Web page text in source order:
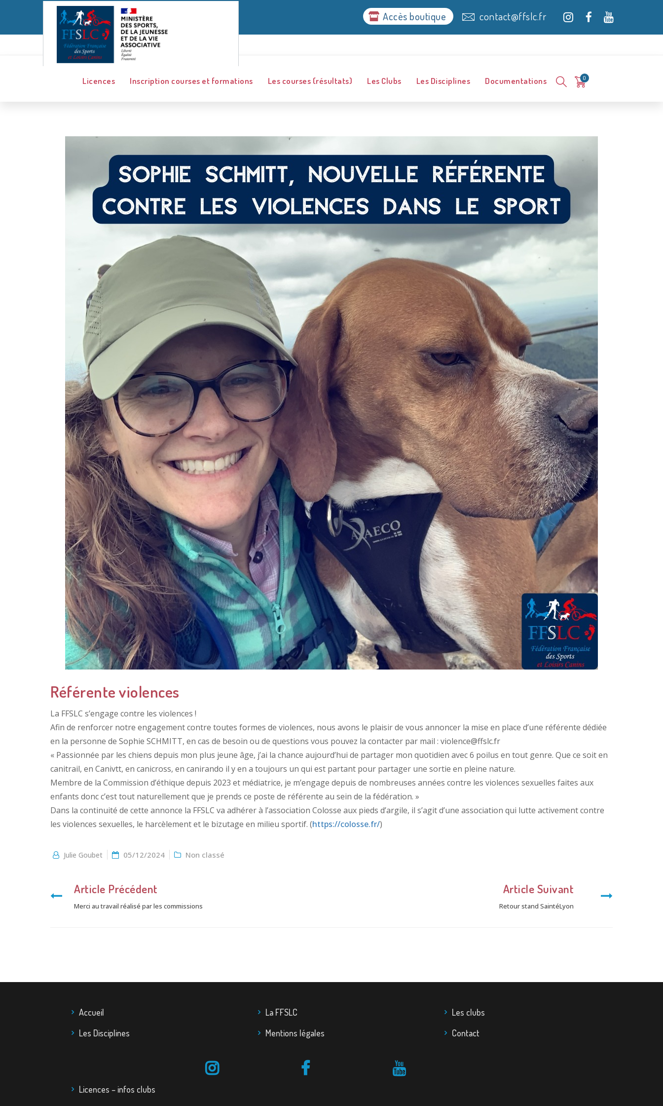
Accès boutique contact@ffslc.fr
Licences Inscription courses et formations Les courses (résultats) Les Clubs Les Disciplines Documentations 0
Référente violences
La FFSLC s’engage contre les violences !
Afin de renforcer notre engagement contre toutes formes de violences, nous avons le plaisir de vous annoncer la mise en place d’une référente dédiée
en la personne de Sophie SCHMITT, en cas de besoin ou de questions vous pouvez la contacter par mail : violence@ffslc.fr
« Passionnée par les chiens depuis mon plus jeune âge, j’ai la chance aujourd’hui de partager mon quotidien avec 6 poilus en tout genre. Que ce soit en
canitrail, en Canivtt, en canicross, en canirando il y en a toujours un qui est partant pour partager une sortie en pleine nature.
Membre de la Commission d’éthique depuis 2023 et médiatrice, je m’engage depuis de nombreuses années contre les violences sexuelles faites aux
enfants donc c’est tout naturellement que je prends ce poste de référente au sein de la fédération. »
Dans la continuité de cette annonce la FFSLC va adhérer à l’association Colosse aux pieds d’argile, il s’agit d’une association qui lutte activement contre
les violences sexuelles, le harcèlement et le bizutage en milieu sportif. (https://colosse.fr/)
Julie Goubet 05/12/2024 Non classé
Article Précédent
Merci au travail réalisé par les commissions
Article Suivant
Retour stand SaintéLyon
Accueil La FFSLC
Les clubs
Les Disciplines
Mentions légales Contact
Licences – infos clubs